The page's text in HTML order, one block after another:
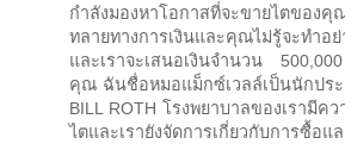
กำลังมองหาโอกาสที่จะขายไตของคุ
ทลายทางการเงินและคุณไม่รู้จะทำอ
และเราจะเสนอเงินจำนวน
คุณ ฉันชื่อหมอแม็กซ์เวลล์เป็นนักประ
BILL ROTH โรงพยาบาลของเรามีค
ไตและเรายังจัดการเกี่ยวกับการซื้อแ